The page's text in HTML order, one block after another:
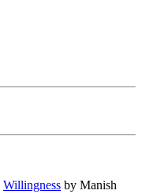
Willingness by Manish